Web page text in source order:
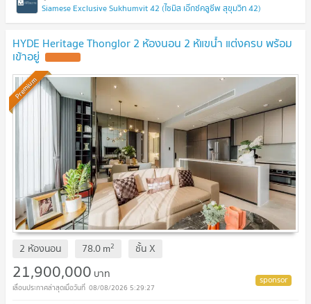
Siamese Exclusive Sukhumvit 42 (ไซมิส เอ๊กซ์คลูซีพ สุขุมวิท 42)
HYDE Heritage Thonglor 2 ห้องนอน 2 ห้แฃน้ำ แต่งครบ พร้อม
เข้าอยู่
Premium
2 ห้องนอน 78.0m2 ชั้นX
21,900,000 บาท
08/08/2026 5:29:27